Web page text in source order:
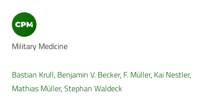
Military Medicine
Bastian Krull, Benjamin V. Becker, F. Müller, Kai Nestler,
Mathias Müller,Stephan Waldeck